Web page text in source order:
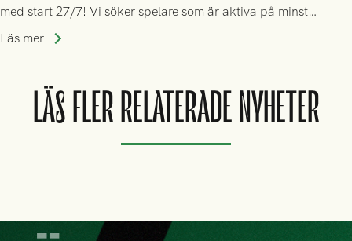
med start 27/7! Vi söker spelare som är aktiva på minst
division 3-nivå.
Läs mer
LÄS FLER RELATERADE NYHETER